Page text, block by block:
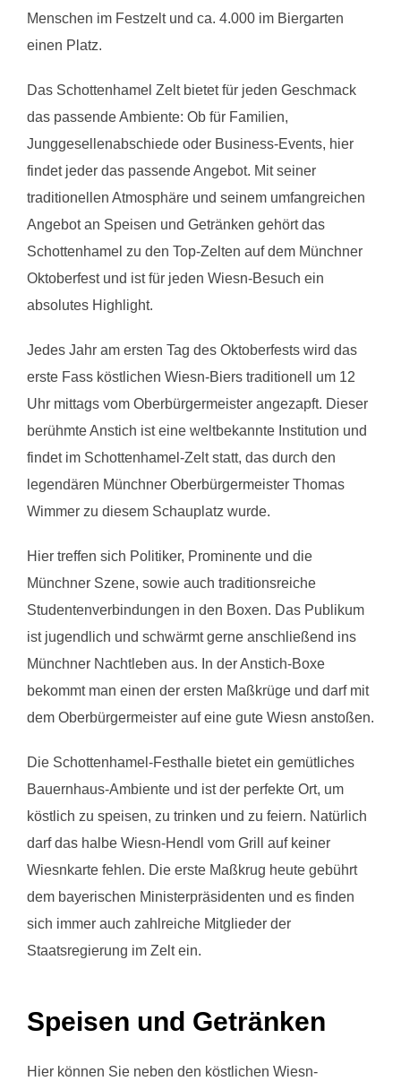
Menschen im Festzelt und ca. 4.000 im Biergarten
einen Platz.
Das Schottenhamel Zelt bietet für jeden Geschmack
das passende Ambiente: Ob für Familien,
Junggesellenabschiede oder Business-Events, hier
findet jeder das passende Angebot. Mit seiner
traditionellen Atmosphäre und seinem umfangreichen
Angebot an Speisen und Getränken gehört das
Schottenhamel zu den Top-Zelten auf dem Münchner
Oktoberfest und ist für jeden Wiesn-Besuch ein
absolutes Highlight.
Jedes Jahr am ersten Tag des Oktoberfests wird das
erste Fass köstlichen Wiesn-Biers traditionell um 12
Uhr mittags vom Oberbürgermeister angezapft. Dieser
berühmte Anstich ist eine weltbekannte Institution und
findet im Schottenhamel-Zelt statt, das durch den
legendären Münchner Oberbürgermeister Thomas
Wimmer zu diesem Schauplatz wurde.
Hier treffen sich Politiker, Prominente und die
Münchner Szene, sowie auch traditionsreiche
Studentenverbindungen in den Boxen. Das Publikum
ist jugendlich und schwärmt gerne anschließend ins
Münchner Nachtleben aus. In der Anstich-Boxe
bekommt man einen der ersten Maßkrüge und darf mit
dem Oberbürgermeister auf eine gute Wiesn anstoßen.
Die Schottenhamel-Festhalle bietet ein gemütliches
Bauernhaus-Ambiente und ist der perfekte Ort, um
köstlich zu speisen, zu trinken und zu feiern. Natürlich
darf das halbe Wiesn-Hendl vom Grill auf keiner
Wiesnkarte fehlen. Die erste Maßkrug heute gebührt
dem bayerischen Ministerpräsidenten und es finden
sich immer auch zahlreiche Mitglieder der
Staatsregierung im Zelt ein.
Speisen und Getränken
Hier können Sie neben den köstlichen Wiesn-